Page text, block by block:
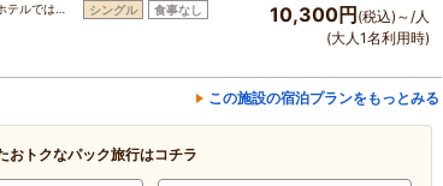
テルでは… シングル 食事なし 10,300円 (税込)～/人
(大人1名利用時)
この施設の宿泊プランをもっとみる
おトクなパック旅行はコチラ